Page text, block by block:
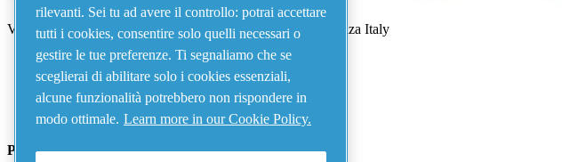
Via Selva Maiolo, 5/7 - 36075, Montecchio Maggiore, Vicenza Italy
Contact us
Piping Systems - click to see details
rilevanti. Sei tu ad avere il controllo: potrai accettare
tutti i cookies, consentire solo quelli necessari o
gestire le tue preferenze. Ti segnaliamo che se
sceglierai di abilitare solo i cookies essenziali,
alcune funzionalità potrebbero non rispondere in
modo ottimale. Learn more in our Cookie Policy.